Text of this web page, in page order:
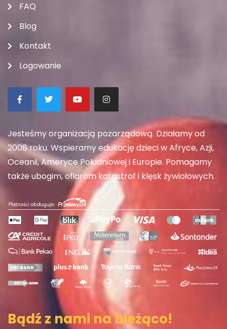
FAQ
Blog
Kontakt
Logowanie
Jesteśmy organizacją pozarządową. Działamy od
2008 roku. Wspieramy edukację dzieci w Afryce, Azji,
Oceanii, Ameryce Południowej i Europie. Pomagamy
także ubogim, ofiarom katastrof i klęsk żywiołowych.
Bądź z nami na bieżąco!